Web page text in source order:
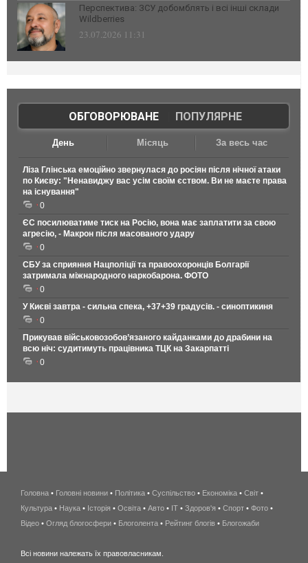
Перспектива: ЗСУ добомблять і всі інші склади
Wildberries
23.07.2026 11:31
ОБГОВОРЮВАНЕ| ПОПУЛЯРНЕ
День Місяць За весь час
Ліза Глінська емоційно звернулася до росіян після нічної атаки
по Києву: "Ненавиджу вас усім своїм єством. Ви не маєте права
на існування"
0
ЄС посилюватиме тиск на Росію, вона має заплатити за свою
агресію, - Макрон після масованого удару
0
СБУ за сприяння Нацполіції та правоохоронців Болгарії
затримала міжнародного наркобарона. ФОТО
0
У Києві завтра - сильна спека, +37+39 градусів. - синоптикиня
0
Прикував військовозобов’язаного кайданками до драбини на
всю ніч: судитимуть працівника ТЦК на Закарпатті
0
беспроводной
интернет
киев
Головна • Головні новини • Політика • Суспільство • Економіка • Світ •
Культура • Наука • Історія • Освіта • Авто • IT • Здоров'я • Спорт • Фото •
Відео • Огляд блогосфери • Блоголента • Рейтинг блогів • Блогожаби
Всі новини належать їх правовласникам.